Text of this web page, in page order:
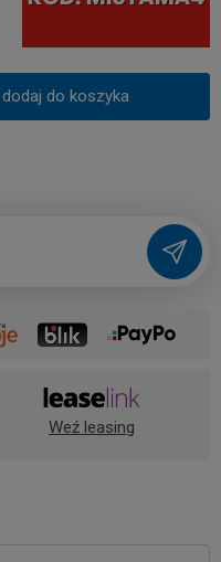
dodaj do koszyka
Weź leasing